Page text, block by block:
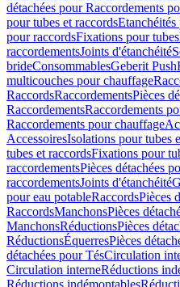
détachées pour Raccordements
pour tubes et raccordsEtanchéités
pour raccordsFixations pour tubes
raccordementsJoints d'étanchéité
brideConsommablesGeberit
multicouches pour chauffage
RaccordsRaccordementsPièces
RaccordementsRaccordements
Raccordements pour chauffage
AccessoiresIsolations pour tubes
tubes et raccordsFixations pour
raccordementsPièces détachées
raccordementsJoints d'étanchéité
pour eau potableRaccordsPièces
RaccordsManchonsPièces
ManchonsRéductionsPièces
RéductionsÉquerresPièces
détachées pour TésCirculation
Circulation interneRéductions
Réductions indémontables